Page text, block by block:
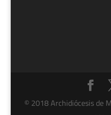
© 2018 Archidiócesis de